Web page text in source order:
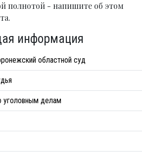
полнотой - напишите об этом
информация
областной суд
уголовным делам